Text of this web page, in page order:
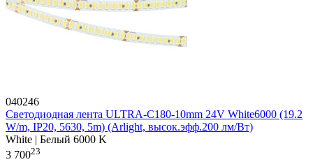
040246
Светодиодная лента ULTRA-C180-10mm 24V White6000 (19.2
W/m, IP20, 5630, 5m) (Arlight, высок.эфф.200 лм/Вт)
White | Белый 6000 K
3 70023